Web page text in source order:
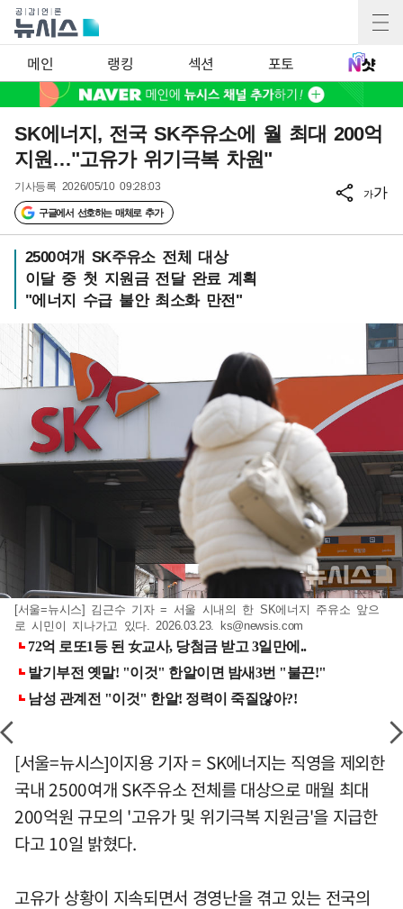
메인 랭킹 섹션 포토
SK에너지, 전국 SK주유소에 월 최대 200억
지원…"고유가 위기극복 차원"
기사등록 2026/05/10 09:28:03
구글에서 선호하는 매체로 추가
가가
2500여개 SK주유소 전체 대상
이달 중 첫 지원금 전달 완료 계획
"에너지 수급 불안 최소화 만전"
[서울=뉴시스] 김근수 기자 = 서울 시내의 한 SK에너지 주유소 앞으
로 시민이 지나가고 있다. 2026.03.23.
ks@newsis.com
[서울=뉴시스]이지용 기자 = SK에너지는 직영을 제외한
국내 2500여개 SK주유소 전체를 대상으로 매월 최대
200억원 규모의 '고유가 및 위기극복 지원금'을 지급한
다고 10일 밝혔다.
고유가 상황이 지속되면서 경영난을 겪고 있는 전국의